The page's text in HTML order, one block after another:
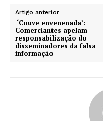
Artigo anterior
‘Couve envenenada’:
Comerciantes apelam
responsabilização do
disseminadores da falsa
informação